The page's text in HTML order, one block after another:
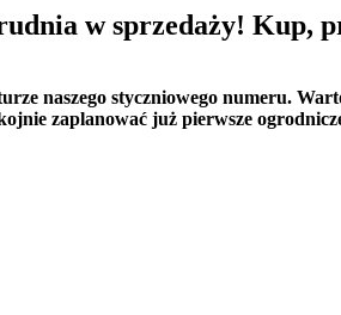
w sprzedaży! Kup,
naszego styczniowego numeru.
zaplanować już pierwsze